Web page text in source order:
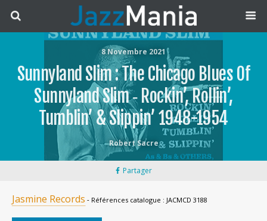
8 Novembre 2021
Sunnyland Slim : The Chicago Blues Of
Sunnyland Slim ‐ Rockin’, Rollin’,
Tumblin’ & Slippin’ 1948-1954
Robert Sacre
Partager
Jasmine Records ‐ Références catalogue : JACMCD 3188